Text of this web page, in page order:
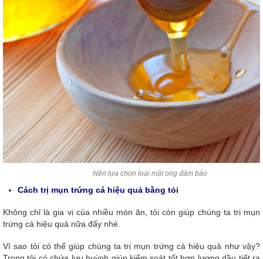
Nên lựa chọn loại mật ong đảm bảo
Cách trị mụn trứng cá hiệu quả bằng tỏi
Không chỉ là gia vị của nhiều món ăn, tỏi còn giúp chúng ta trị mụn
trứng cá hiệu quả nữa đấy nhé.
Vì sao tỏi có thể giúp chúng ta trị mụn trứng cá hiệu quả như vậy?